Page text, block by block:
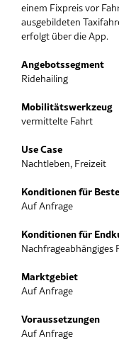
einem Fixpreis vor
ausgebildeten
erfolgt über die App.
Angebotssegment
Ridehailing
Mobilitätswerkzeug
vermittelte Fahrt
Use Case
Nachtleben, Freizeit
Konditionen für
Auf Anfrage
Konditionen für
Nachfrageabhängiges
Marktgebiet
Auf Anfrage
Voraussetzungen
Auf Anfrage